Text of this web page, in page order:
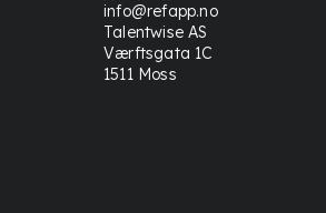
info@refapp.no
Talentwise AS
Værftsgata 1C
1511 Moss